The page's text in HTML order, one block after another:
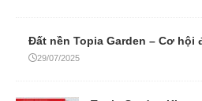
Đất nền Topia Garden – Cơ hội
29/07/2025